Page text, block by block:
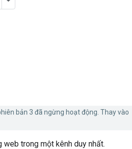
bản 3 đã ngừng hoạt động. Thay vào
web trong một kênh duy nhất.